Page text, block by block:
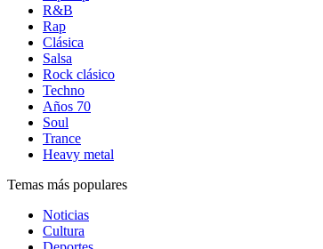
R&B
Rap
Clásica
Salsa
Rock clásico
Techno
Años 70
Soul
Trance
Heavy metal
Temas más populares
Noticias
Cultura